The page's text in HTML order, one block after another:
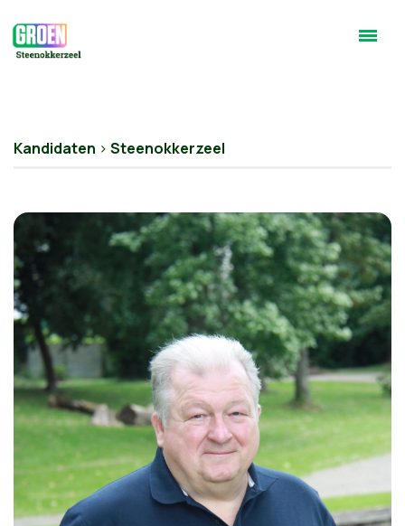
Kandidaten > Steenokkerzeel